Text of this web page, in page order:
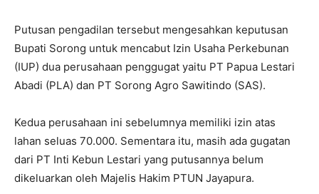
Putusan pengadilan tersebut mengesahkan keputusan
Bupati Sorong untuk mencabut Izin Usaha Perkebunan
(IUP) dua perusahaan penggugat yaitu PT Papua Lestari
Abadi (PLA) dan PT Sorong Agro Sawitindo (SAS).
Kedua perusahaan ini sebelumnya memiliki izin atas
lahan seluas 70.000. Sementara itu, masih ada gugatan
dari PT Inti Kebun Lestari yang putusannya belum
dikeluarkan oleh Majelis Hakim PTUN Jayapura.